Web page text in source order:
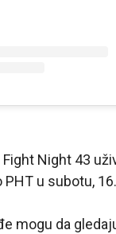
Fight Night 43
u subotu,
mogu da